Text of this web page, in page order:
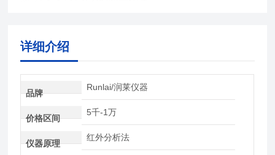
详细介绍
品牌
Runlai/润莱仪器
价格区间
5千-1万
仪器原理
红外分析法